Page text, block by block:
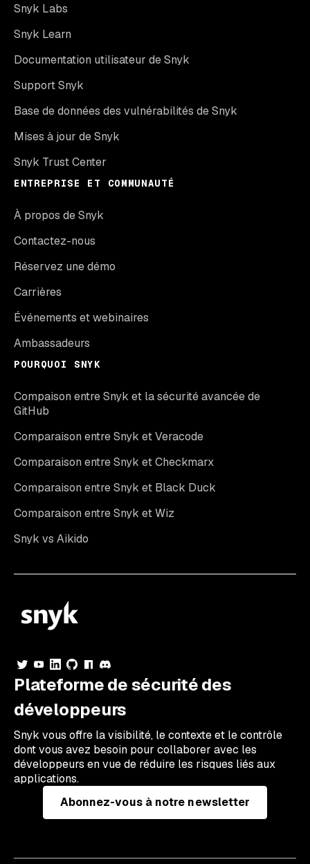
Snyk Labs
Snyk Learn
Documentation utilisateur de Snyk
Support Snyk
Base de données des vulnérabilités de Snyk
Mises à jour de Snyk
Snyk Trust Center
ENTREPRISE ET COMMUNAUTÉ
À propos de Snyk
Contactez-nous
Réservez une démo
Carrières
Événements et webinaires
Ambassadeurs
POURQUOI SNYK
Compaison entre Snyk et la sécurité avancée de
GitHub
Comparaison entre Snyk et Veracode
Comparaison entre Snyk et Checkmarx
Comparaison entre Snyk et Black Duck
Comparaison entre Snyk et Wiz
Snyk vs Aikido
Plateforme de sécurité des
développeurs
Snyk vous offre la visibilité, le contexte et le contrôle
dont vous avez besoin pour collaborer avec les
développeurs en vue de réduire les risques liés aux
applications.
Abonnez-vous à notre newsletter